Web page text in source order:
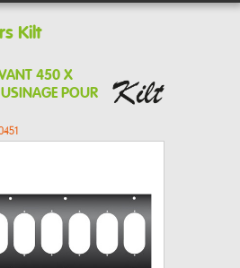
Kilt
450 X
POUR